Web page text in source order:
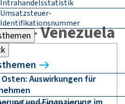
Intrahandelsstatistik
Umsatzsteuer-
Identifikationsnummer
Auswirkungen für
- Venezuela